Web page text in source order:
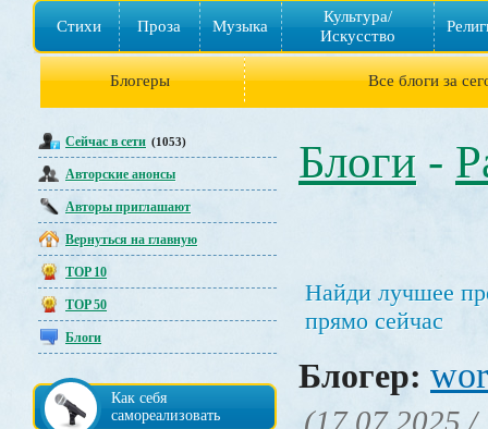
Стихи Проза Музыка
Культура/
Искусство
Блогеры Все блоги за
Сейчас в сети (1053)
Авторские анонсы
Авторы приглашают
Вернуться на главную
TOP 10
TOP 50
Блоги
Как себя
самореализовать
Блоги -
Найди лучшее
прямо сейчас
Блогер:
(17.07.2025 /